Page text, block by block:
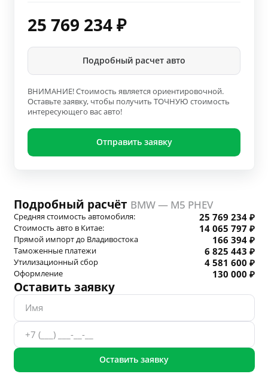
25 769 234₽
Подробный расчет авто
ВНИМАНИЕ! Стоимость является ориентировочной.
Оставьте заявку, чтобы получить ТОЧНУЮ стоимость
интересующего вас авто!
Отправить заявку
Подробный расчёт BMW — M5 PHEV
Средняя стоимость автомобиля: 25 769 234 ₽
Стоимость авто в Китае: 14 065 797 ₽
Прямой импорт до Владивостока 166 394 ₽
Таможенные платежи 6 825 443 ₽
Утилизационный сбор 4 581 600 ₽
Оформление 130 000 ₽
Оставить заявку
Оставить заявку